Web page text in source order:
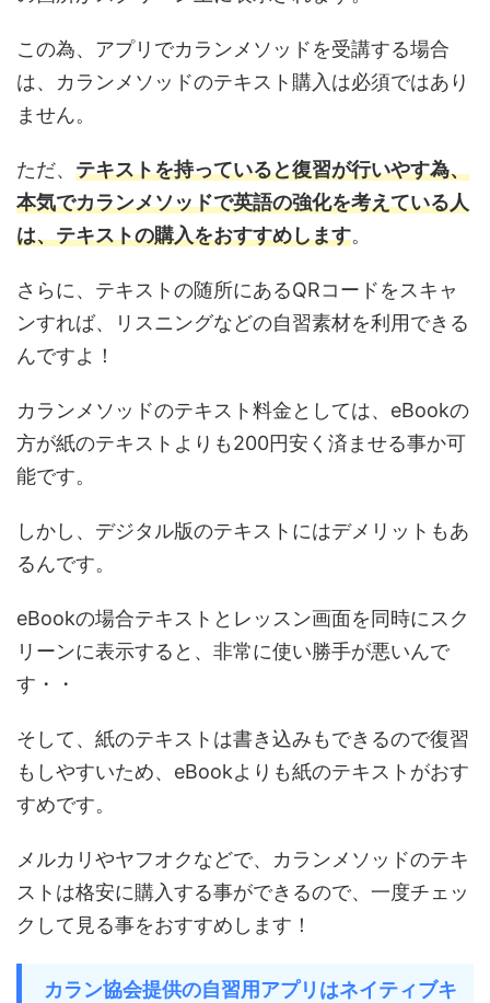
この為、アプリでカランメソッドを受講する場合
は、カランメソッドのテキスト購入は必須ではあり
ません。
ただ、 テキストを持っていると復習が行いやす為、
本気でカランメソッドで英語の強化を考えている人
は、テキストの購入をおすすめします。
さらに、テキストの随所にあるQRコードをスキャ
ンすれば、リスニングなどの自習素材を利用できる
んですよ！
カランメソッドのテキスト料金としては、eBookの
方が紙のテキストよりも200円安く済ませる事か可
能です。
しかし、デジタル版のテキストにはデメリットもあ
るんです。
eBookの場合テキストとレッスン画面を同時にスク
リーンに表示すると、非常に使い勝手が悪いんで
す・・
そして、紙のテキストは書き込みもできるので復習
もしやすいため、eBookよりも紙のテキストがおす
すめです。
メルカリやヤフオクなどで、カランメソッドのテキ
ストは格安に購入する事ができるので、一度チェッ
クして見る事をおすすめします！
カラン協会提供の自習用アプリはネイティブキ